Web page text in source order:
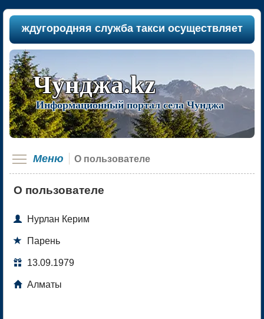
служба такси осуществляет
Чунджа.kz
Информационный портал села Чунджа
Меню О пользователе
О пользователе
 Нурлан Керим
 Парень
 13.09.1979
 Алматы